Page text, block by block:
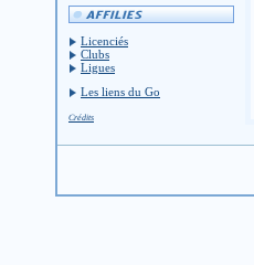
Licenciés
Clubs
Ligues
Les liens du Go
Crédits